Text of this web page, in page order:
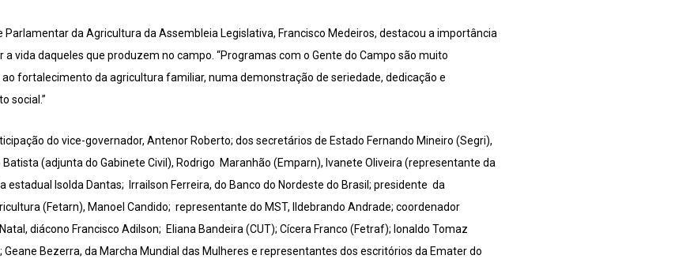
da Agricultura da Assembleia Legislativa, Francisco Medeiros, destacou a importância
vida daqueles que produzem no campo. “Programas com o Gente do Campo são muito
fortalecimento da agricultura familiar, numa demonstração de seriedade, dedicação e
social.”
do vice-governador, Antenor Roberto; dos secretários de Estado Fernando Mineiro (Segri),
(adjunta do Gabinete Civil), Rodrigo Maranhão (Emparn), Ivanete Oliveira (representante da
Isolda Dantas; Irrailson Ferreira, do Banco do Nordeste do Brasil; presidente da
(Fetarn), Manoel Candido; representante do MST, Ildebrando Andrade; coordenador
diácono Francisco Adilson; Eliana Bandeira (CUT); Cícera Franco (Fetraf); Ionaldo Tomaz
Bezerra, da Marcha Mundial das Mulheres e representantes dos escritórios da Emater do